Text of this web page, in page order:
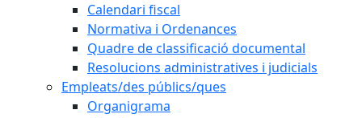
Calendari fiscal
Normativa i Ordenances
Quadre de classificació documental
Resolucions administratives i judicials
Empleats/des públics/ques
Organigrama